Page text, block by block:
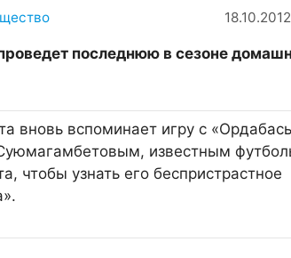
18.10.2012
последнюю в сезоне
вновь вспоминает игру с
известным
чтобы узнать его беспристрастное